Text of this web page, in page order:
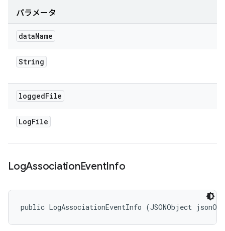
パラメータ
dataName
String
loggedFile
LogFile
LogAssociationEventInfo
public LogAssociationEventInfo (JSONObject